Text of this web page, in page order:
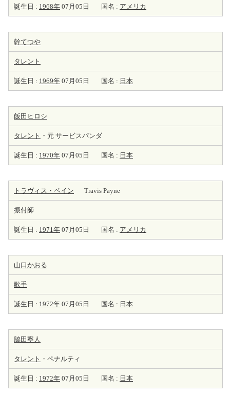
誕生日 : 1968年 07月05日 国名 : アメリカ
幹てつや
タレント
誕生日 : 1969年 07月05日 国名 : 日本
飯田ヒロシ
タレント ・元 サービスパンダ
誕生日 : 1970年 07月05日 国名 : 日本
トラヴィス・ペイン Travis Payne
振付師
誕生日 : 1971年 07月05日 国名 : アメリカ
山口かおる
歌手
誕生日 : 1972年 07月05日 国名 : 日本
脇田寧人
タレント ・ペナルティ
誕生日 : 1972年 07月05日 国名 : 日本